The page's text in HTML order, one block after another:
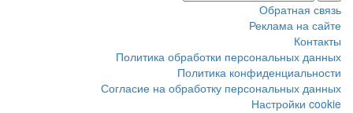
Обратная связь
Реклама на сайте
Контакты
Политика обработки персональных данных
Политика конфиденциальности
Согласие на обработку персональных данных
Настройки cookie